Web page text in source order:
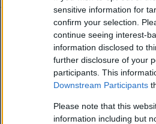
sensitive information for
confirm your selection.
continue seeing interest-
information disclosed to
further disclosure of your
participants. This
Downstream Participants
Please note that this
information including but
λαιμό ένα κασκόλ της
και να υψώνει στον αέρα τη